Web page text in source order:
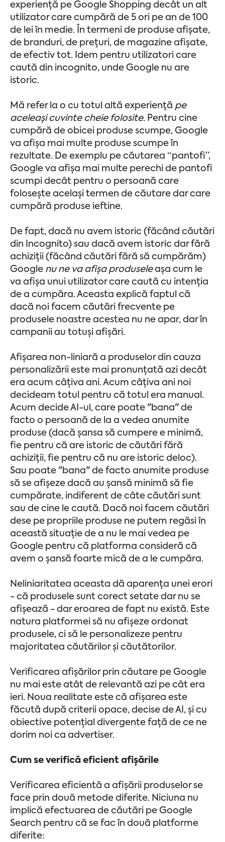
experiență pe Google Shopping decât un alt
utilizator care cumpără de 5 ori pe an de 100
de lei în medie. În termeni de produse afișate,
de branduri, de prețuri, de magazine afișate,
de efectiv tot. Idem pentru utilizatori care
caută din incognito, unde Google nu are
istoric.
Mă refer la o cu totul altă experiență pe
aceleași cuvinte cheie folosite. Pentru cine
cumpără de obicei produse scumpe, Google
va afișa mai multe produse scumpe în
rezultate. De exemplu pe căutarea “pantofi”,
Google va afișa mai multe perechi de pantofi
scumpi decât pentru o persoană care
folosește același termen de căutare dar care
cumpără produse ieftine.
De fapt, dacă nu avem istoric (făcând căutări
din Incognito) sau dacă avem istoric dar fără
achiziții (făcând căutări fără să cumpărăm)
Google nu ne va afișa produseleașa cum le
va afișa unui utilizator care caută cu intenția
de a cumpăra. Aceasta explică faptul că
dacă noi facem căutări frecvente pe
produsele noastre acestea nu ne apar, dar în
campanii au totuși afișări.
Afișarea non-liniară a produselor din cauza
personalizării este mai pronunțată azi decât
era acum câțiva ani. Acum câțiva ani noi
decideam totul pentru că totul era manual.
Acum decide AI-ul, care poate "bana" de
facto o persoană de la a vedea anumite
produse (dacă șansa să cumpere e minimă,
fie pentru că are istoric de căutări fără
achiziții, fie pentru că nu are istoric deloc).
Sau poate "bana" de facto anumite produse
să se afișeze dacă au șansă minimă să fie
cumpărate, indiferent de câte căutări sunt
sau de cine le caută. Dacă noi facem căutări
dese pe propriile produse ne putem regăsi în
această situație de a nu le mai vedea pe
Google pentru că platforma consideră că
avem o șansă foarte mică de a le cumpăra.
Neliniaritatea aceasta dă aparența unei erori
- că produsele sunt corect setate dar nu se
afișează - dar eroarea de fapt nu există. Este
natura platformei să nu afișeze ordonat
produsele, ci să le personalizeze pentru
majoritatea căutărilor și căutătorilor.
Verificarea afișărilor prin căutare pe Google
nu mai este atât de relevantă azi pe cât era
ieri. Noua realitate este că afișarea este
făcută după criterii opace, decise de AI, și cu
obiective potențial divergente față de ce ne
dorim noi ca advertiser.
Cum se verifică eficient afișările
Verificarea eficientă a afișării produselor se
face prin două metode diferite. Niciuna nu
implică efectuarea de căutări pe Google
Search pentru că se fac în două platforme
diferite: